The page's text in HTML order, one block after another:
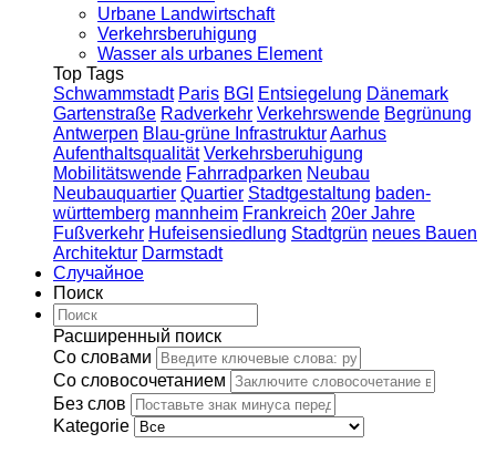
Urbane Landwirtschaft
Verkehrsberuhigung
Wasser als urbanes Element
Top Tags
Schwammstadt Paris BGI Entsiegelung Dänemark
Gartenstraße Radverkehr Verkehrswende Begrünung
Antwerpen Blau-grüne InfrastrukturAarhus
Aufenthaltsqualität Verkehrsberuhigung
Mobilitätswende Fahrradparken Neubau
Neubauquartier Quartier Stadtgestaltung baden-
württemberg mannheim Frankreich 20er Jahre
Fußverkehr Hufeisensiedlung Stadtgrün neues Bauen
Architektur Darmstadt
Случайное
Поиск
Расширенный поиск
Со словами
Со словосочетанием
Без слов
Kategorie